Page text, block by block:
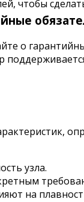
чтобы
о
узла.
на